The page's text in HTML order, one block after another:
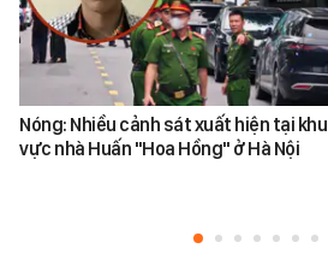
Nóng: Nhiều cảnh sát xuất hiện tại khu
vực nhà Huấn "Hoa Hồng" ở Hà Nội